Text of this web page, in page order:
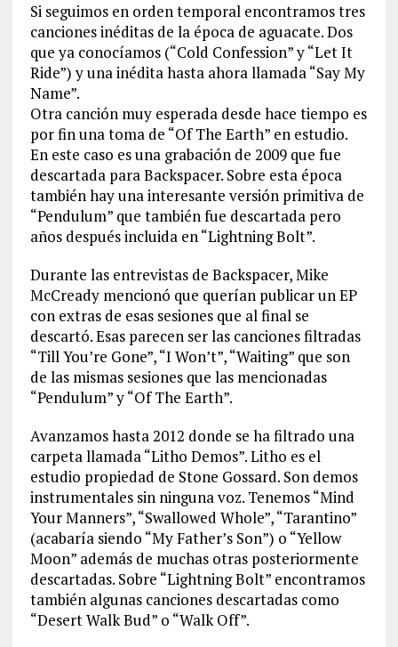
Si seguimos en orden temporal encontramos tres
canciones inéditas de la época de aguacate. Dos
que ya conocíamos (“Cold Confession” y “Let It
Ride”) y una inédita hasta ahora llamada “Say My
Name”.
Otra canción muy esperada desde hace tiempo es
por fin una toma de “Of The Earth” en estudio.
En este caso es una grabación de 2009 que fue
descartada para Backspacer. Sobre esta época
también hay una interesante versión primitiva de
“Pendulum” que también fue descartada pero
años después incluida en “Lightning Bolt”.
Durante las entrevistas de Backspacer, Mike
McCready mencionó que querían publicar un EP
con extras de esas sesiones que al final se
descartó. Esas parecen ser las canciones filtradas
“Till You’re Gone”, “I Won’t”, “Waiting” que son
de las mismas sesiones que las mencionadas
“Pendulum” y “Of The Earth”.
Avanzamos hasta 2012 donde se ha filtrado una
carpeta llamada “Litho Demos”. Litho es el
estudio propiedad de Stone Gossard. Son demos
instrumentales sin ninguna voz. Tenemos “Mind
Your Manners”, “Swallowed Whole”, “Tarantino”
(acabaría siendo “My Father’s Son”) o “Yellow
Moon” además de muchas otras posteriormente
descartadas. Sobre “Lightning Bolt” encontramos
también algunas canciones descartadas como
“Desert Walk Bud” o “Walk Off”.